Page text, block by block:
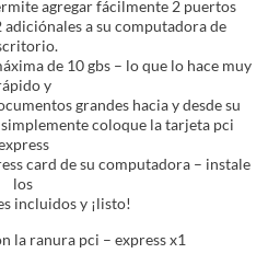
agregar fácilmente 2 puertos
adiciónales a su computadora de
de 10 gbs – lo que lo hace muy
y
grandes hacia y desde su
coloque la tarjeta pci
card de su computadora – instale
los
incluidos y ¡listo!
la ranura pci – express x1